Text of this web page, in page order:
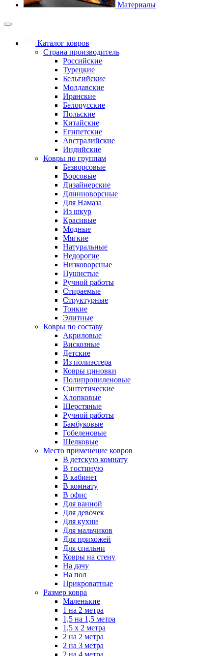
Материалы
Каталог ковров
Страна производитель
Российские
Турецкие
Бельгийские
Молдавские
Иранские
Белорусские
Польские
Китайские
Египетские
Австралийские
Индийские
Ковры по группам
Безворсовые
Ворсовые
Дизайнерские
Длинноворсные
Для Намаза
Из шкур
Красивые
Модные
Мягкие
Натуральные
Недорогие
Низковорсные
Пушистые
Ручной работы
Стираемые
Структурные
Тонкие
Элитные
Ковры по составу
Акриловые
Вискозные
Детские
Из полиэстера
Ковры циновки
Полипропиленовые
Синтетические
Хлопковые
Шерстяные
Ручной работы
Бамбуковые
Гобеленовые
Шелковые
Место применение ковров
В детскую комнату
В гостиную
В кабинет
В комнату
В офис
Для ванной
Для девочек
Для кухни
Для мальчиков
Для прихожей
Для спальни
Ковры на стену
На дачу
На пол
Прикроватные
Размер ковра
Маленькие
1 на 2 метра
1,5 на 1,5 метра
1,5 х 2 метра
2 на 2 метра
2 на 3 метра
2 на 4 метра